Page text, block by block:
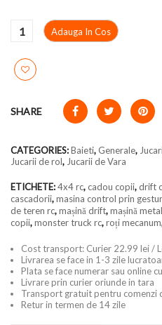
Adauga In Cos
SHARE
CATEGORIES:Baieti, Generale,
Jucarii de rol, Jucarii de Vara
ETICHETE:4x4 rc,cadou copii,drift
cascadorii,masina control prin
de teren rc,mașină drift,mașină
copii,monster truck rc,roți mecanum
Cost transport: Curier 22.99 lei /
Livrarea se face in 1-3 zile
Plata se face numerar sau online
Livrare prin curier oriunde in tara
Transport gratuit pentru comenzi
Retur in termen de 14 zile